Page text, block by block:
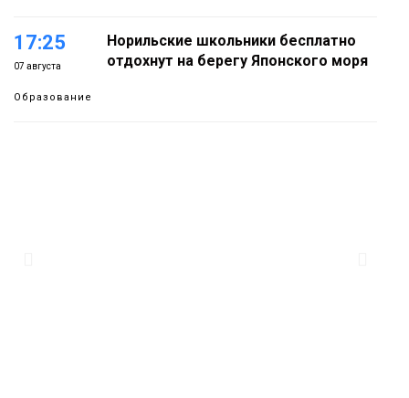
17:25
07 августа
Образование
Норильские школьники бесплатно
отдохнут на берегу Японского моря